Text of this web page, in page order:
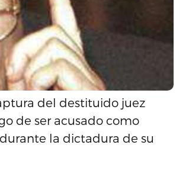
del destituido juez
de ser acusado como
la dictadura de su